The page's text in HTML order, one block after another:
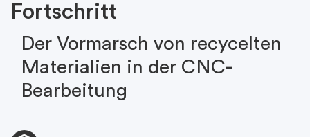
Fortschritt
Der Vormarsch von recycelten
Materialien in der CNC-
Bearbeitung